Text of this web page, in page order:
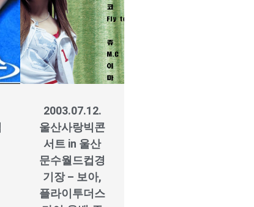
2003.07.12.
울산사랑빅콘
서트 in 울산
문수월드컵경
기장 – 보아,
플라이투더스